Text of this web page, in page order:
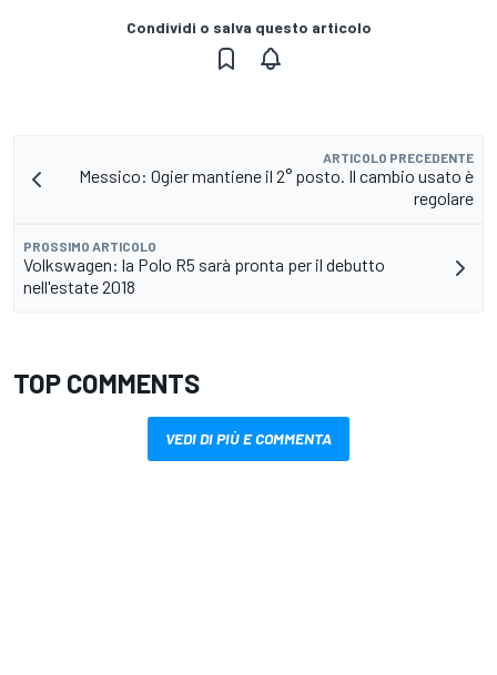
Condividi o salva questo articolo
ARTICOLO PRECEDENTE
Messico: Ogier mantiene il 2° posto. Il cambio usato è
regolare
PROSSIMO ARTICOLO
Volkswagen: la Polo R5 sarà pronta per il debutto
nell'estate 2018
TOP COMMENTS
VEDI DI PIÙ E COMMENTA